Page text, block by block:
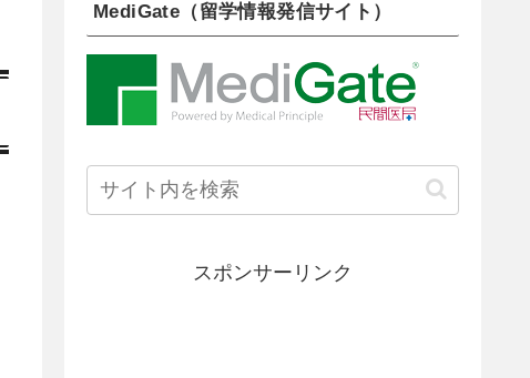
MediGate（留学情報発信サイト）
スポンサーリンク